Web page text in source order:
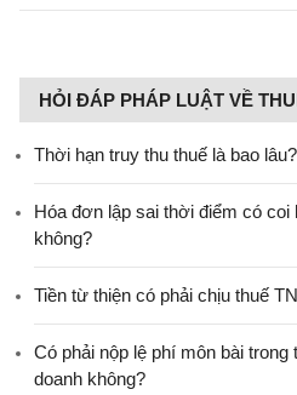
HỎI ĐÁP PHÁP LUẬT VỀ
Thời hạn truy thu thuế là bao lâu?
Hóa đơn lập sai thời điểm có
không?
Tiền từ thiện có phải chịu thuế
Có phải nộp lệ phí môn bài
doanh không?